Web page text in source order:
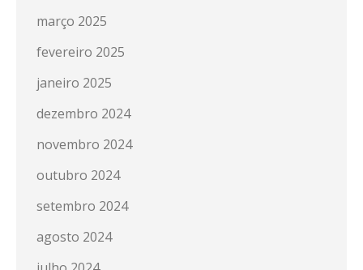
março 2025
fevereiro 2025
janeiro 2025
dezembro 2024
novembro 2024
outubro 2024
setembro 2024
agosto 2024